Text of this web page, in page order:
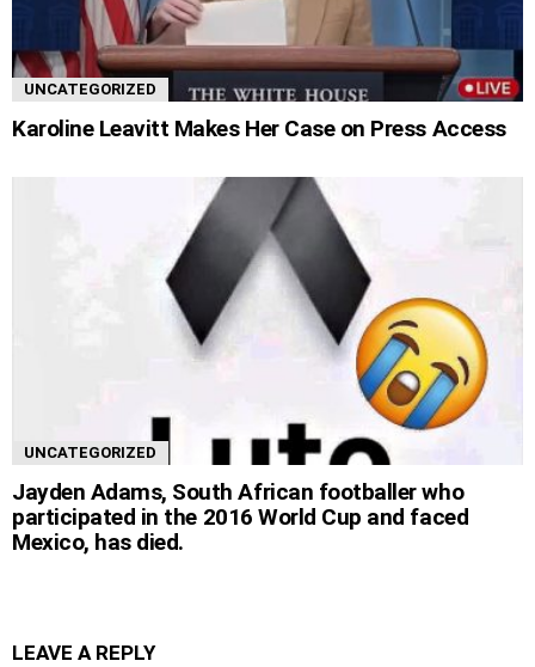
UNCATEGORIZED
Karoline Leavitt Makes Her Case on Press Access
UNCATEGORIZED
Jayden Adams, South African footballer who
participated in the 2016 World Cup and faced
Mexico, has died.
LEAVE A REPLY